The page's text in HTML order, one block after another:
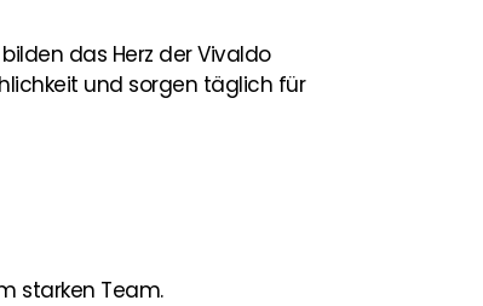
das Herz der Vivaldo
und sorgen täglich für
starken Team.